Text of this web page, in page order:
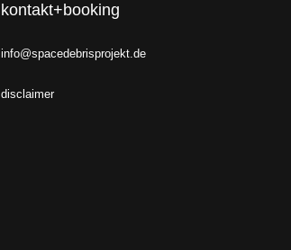
kontakt+booking
info@spacedebrisprojekt.de
disclaimer